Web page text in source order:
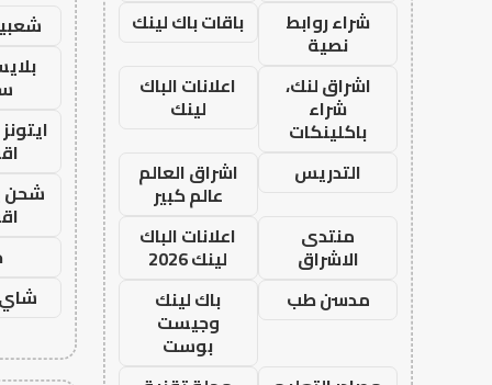
شراء روابط
نصية
باقات باك لينك
اشراق لنك،
شراء
باكلينكات
اعلانات الباك
لينك
التدريس
اشراق العالم
عالم كبير
منتدى
الاشراق
اعلانات الباك
لينك 2026
مدسن طب
باك لينك
وجيست
بوست
شحن